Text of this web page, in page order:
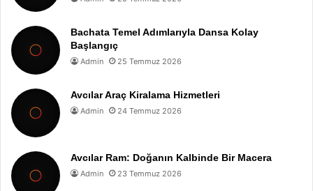
Bachata Temel Adımlarıyla Dansa Kolay
Başlangıç
Admin 25 Temmuz 2026
Avcılar Araç Kiralama Hizmetleri
Admin 24 Temmuz 2026
Avcılar Ram: Doğanın Kalbinde Bir Macera
Admin 23 Temmuz 2026